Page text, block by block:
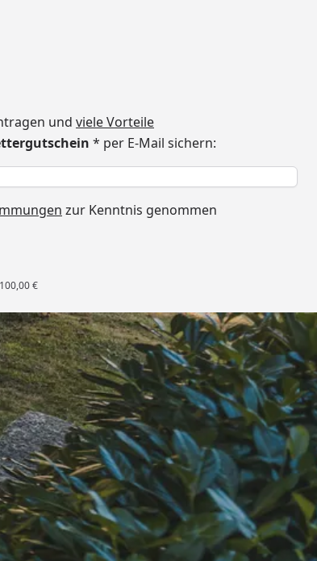
und viele Vorteile
* per E-Mail sichern:
zur Kenntnis genommen
€